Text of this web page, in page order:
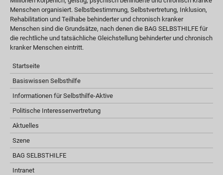
Menschen organisiert. Selbstbestimmung, Selbstvertretung, Inklusion,
Rehabilitation und Teilhabe behinderter und chronisch kranker
Menschen sind die Grundsätze, nach denen die BAG SELBSTHILFE für
die rechtliche und tatsächliche Gleichstellung behinderter und chronisch
kranker Menschen eintritt.
Startseite
Basiswissen Selbsthilfe
Informationen für Selbsthilfe-Aktive
Politische Interessenvertretung
Aktuelles
Szene
BAG SELBSTHILFE
Intranet